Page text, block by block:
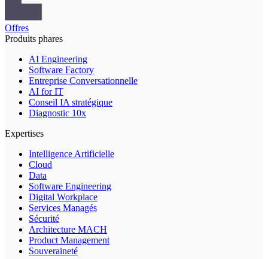
Offres
Produits phares
AI Engineering
Software Factory
Entreprise Conversationnelle
AI for IT
Conseil IA stratégique
Diagnostic 10x
Expertises
Intelligence Artificielle
Cloud
Data
Software Engineering
Digital Workplace
Services Managés
Sécurité
Architecture MACH
Product Management
Souveraineté